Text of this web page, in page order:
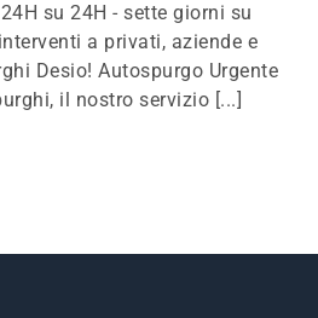
su 24H - sette giorni su
a privati, aziende e
Desio! Autospurgo Urgente
il nostro servizio [...]